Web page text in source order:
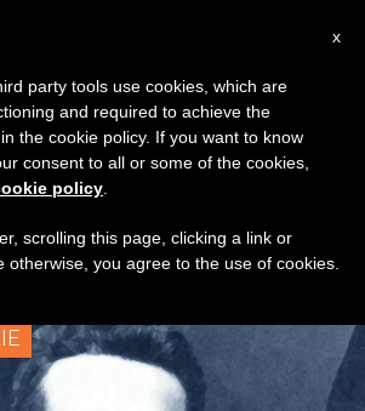
Tagged
Moscati’
x
party tools use cookies, which are
and required to achieve the
the cookie policy. If you want to know
consent to all or some of the cookies,
policy
scrolling this page, clicking a link or
otherwise, you agree to the use of cookies.